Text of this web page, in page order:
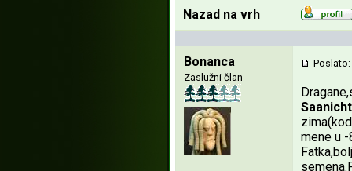
Nazad na vrh
Bonanca
Zaslužni član
Poslato:
mene u -